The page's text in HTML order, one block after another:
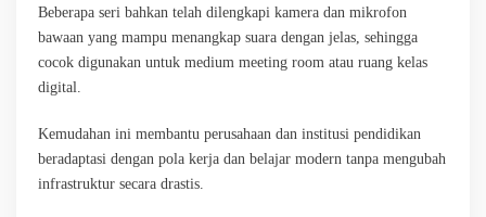
Beberapa seri bahkan telah dilengkapi kamera dan mikrofon
bawaan yang mampu menangkap suara dengan jelas, sehingga
cocok digunakan untuk medium meeting room atau ruang kelas
digital.
Kemudahan ini membantu perusahaan dan institusi pendidikan
beradaptasi dengan pola kerja dan belajar modern tanpa mengubah
infrastruktur secara drastis.